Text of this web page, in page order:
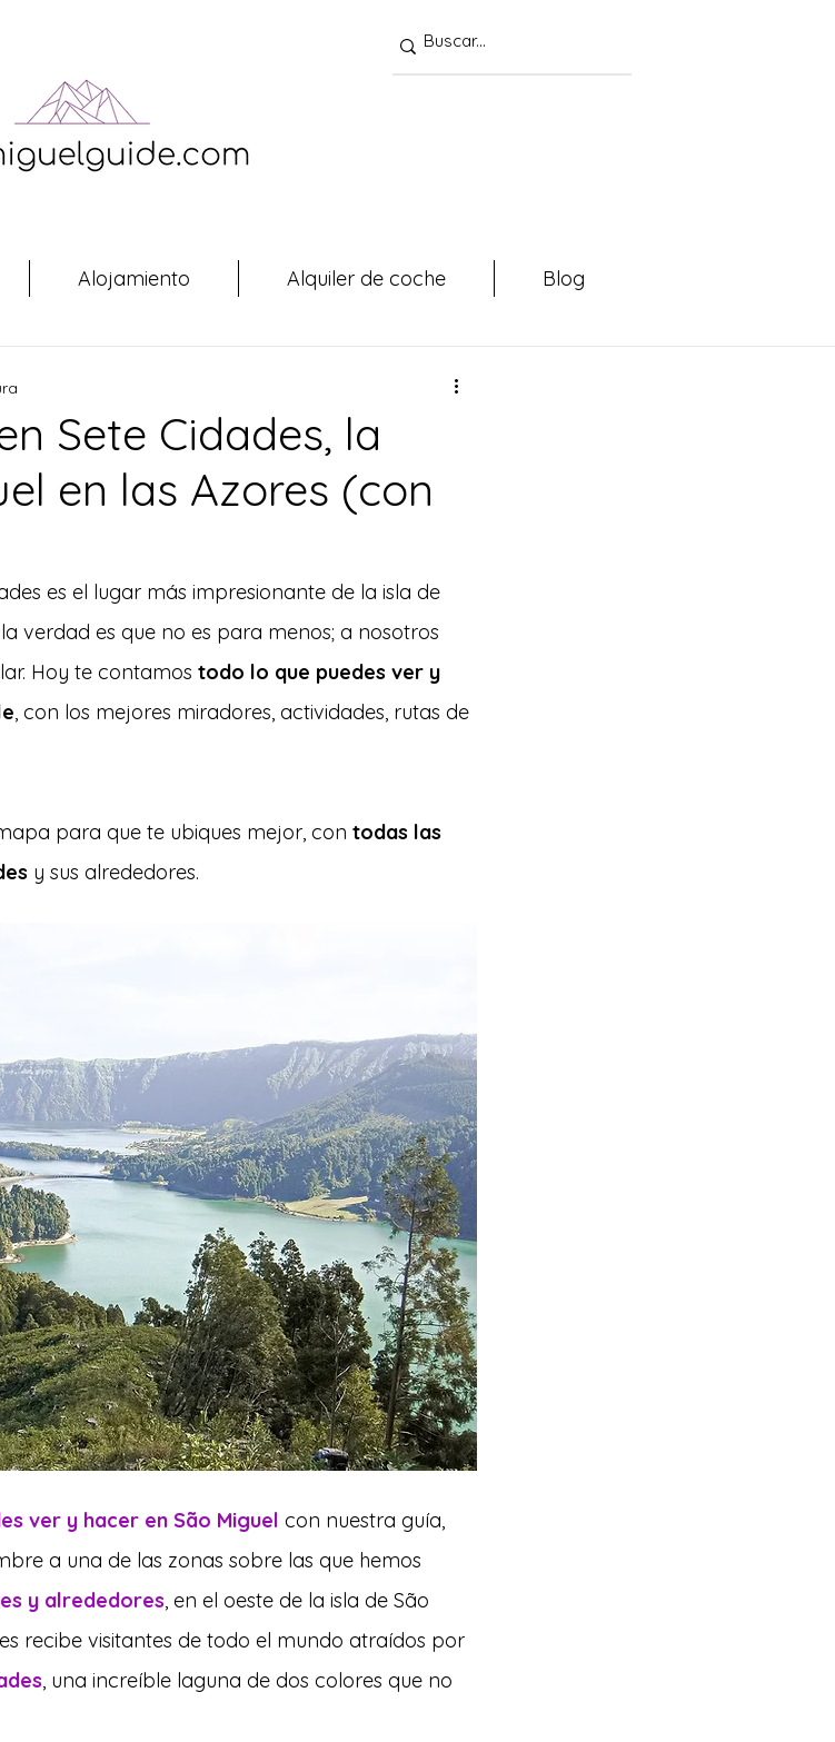
Alojamiento Alquiler de coche Blog
Sete Cidades, la
en las Azores (con
es el lugar más impresionante de la isla de
la verdad es que no es para menos; a nosotros
Hoy te contamos todo lo que puedes ver y
, con los mejores miradores, actividades, rutas de
para que te ubiques mejor, con todas las
y sus alrededores.
ver y hacer en São Miguel con nuestra guía,
a una de las zonas sobre las que hemos
y alrededores, en el oeste de la isla de São
recibe visitantes de todo el mundo atraídos por
, una increíble laguna de dos colores que no